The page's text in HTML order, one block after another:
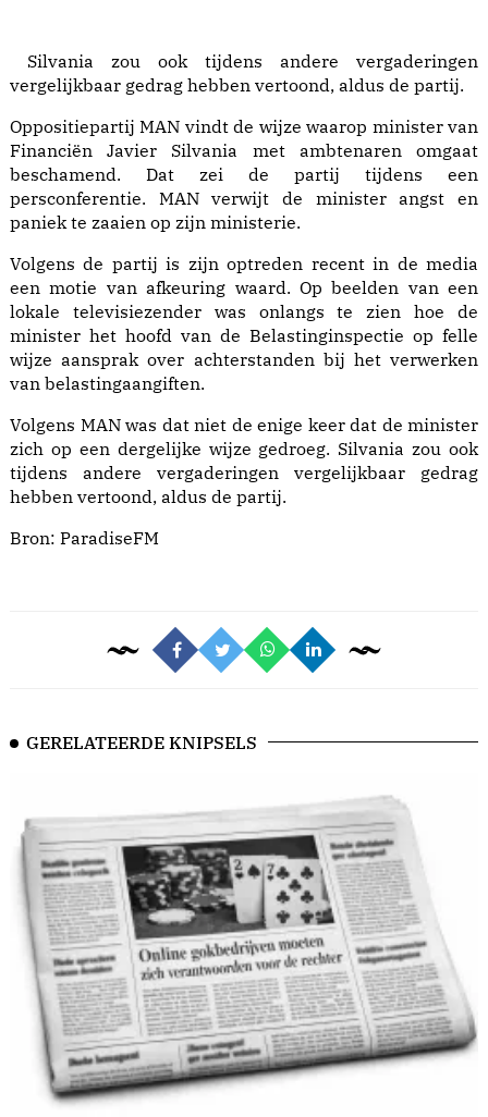
Silvania zou ook tijdens andere vergaderingen
vergelijkbaar gedrag hebben vertoond, aldus de partij.
Oppositiepartij MAN vindt de wijze waarop minister van
Financiën Javier Silvania met ambtenaren omgaat
beschamend. Dat zei de partij tijdens een
persconferentie. MAN verwijt de minister angst en
paniek te zaaien op zijn ministerie.
Volgens de partij is zijn optreden recent in de media
een motie van afkeuring waard. Op beelden van een
lokale televisiezender was onlangs te zien hoe de
minister het hoofd van de Belastinginspectie op felle
wijze aansprak over achterstanden bij het verwerken
van belastingaangiften.
Volgens MAN was dat niet de enige keer dat de minister
zich op een dergelijke wijze gedroeg. Silvania zou ook
tijdens andere vergaderingen vergelijkbaar gedrag
hebben vertoond, aldus de partij.
Bron: ParadiseFM
GERELATEERDE KNIPSELS